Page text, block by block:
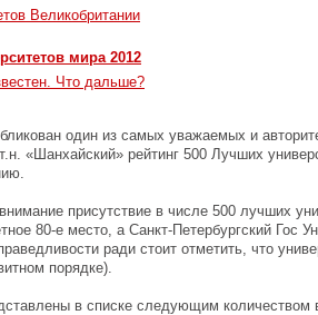
Великобритании
мира 2012
Что дальше?
один из самых уважаемых и
«Шанхайский» рейтинг 500 Лучших
присутствие в числе 500 лучших
80-е место, а Санкт-Петербургский Гос
ради стоит отметить, что
порядке).
в списке следующим количеством